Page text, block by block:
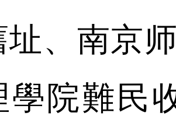
址、南京
學院難民